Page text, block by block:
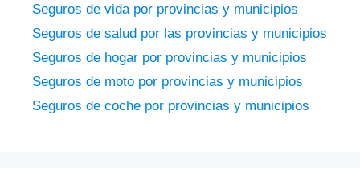
Seguros de vida por provincias y municipios
Seguros de salud por las provincias y municipios
Seguros de hogar por provincias y municipios
Seguros de moto por provincias y municipios
Seguros de coche por provincias y municipios